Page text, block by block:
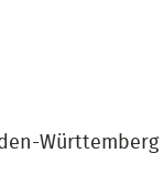
Württemberg